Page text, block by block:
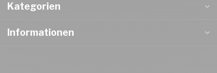
Kategorien
Informationen